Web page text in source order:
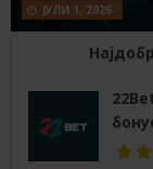
ЈУЛИ 1, 2026